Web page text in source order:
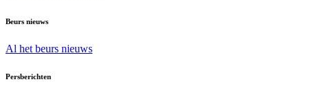
Beurs nieuws
Al het beurs nieuws
Persberichten